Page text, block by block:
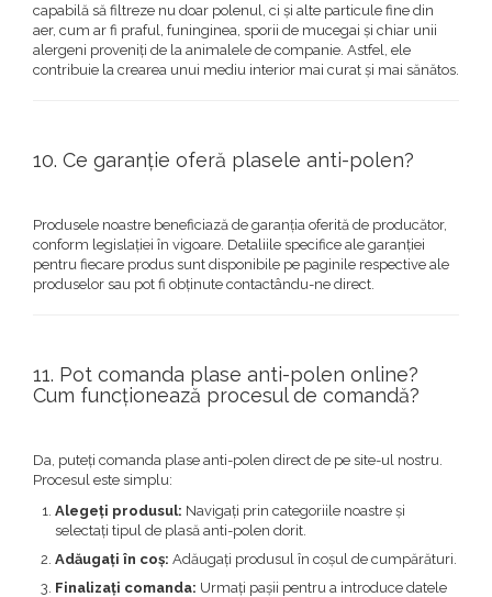
capabilă să filtreze nu doar polenul, ci și alte particule fine din
aer, cum ar fi praful, funinginea, sporii de mucegai și chiar unii
alergeni proveniți de la animalele de companie. Astfel, ele
contribuie la crearea unui mediu interior mai curat și mai sănătos.
10. Ce garanție oferă plasele anti-polen?
Produsele noastre beneficiază de garanția oferită de producător,
conform legislației în vigoare. Detaliile specifice ale garanției
pentru fiecare produs sunt disponibile pe paginile respective ale
produselor sau pot fi obținute contactându-ne direct.
11. Pot comanda plase anti-polen online?
Cum funcționează procesul de comandă?
Da, puteți comanda plase anti-polen direct de pe site-ul nostru.
Procesul este simplu:
Alegeți produsul: Navigați prin categoriile noastre și
selectați tipul de plasă anti-polen dorit.
Adăugați în coș: Adăugați produsul în coșul de cumpărături.
Finalizați comanda: Urmați pașii pentru a introduce datele